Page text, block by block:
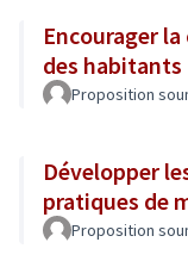
Encourager
des habitants
Proposition
Développer
pratiques de
Proposition